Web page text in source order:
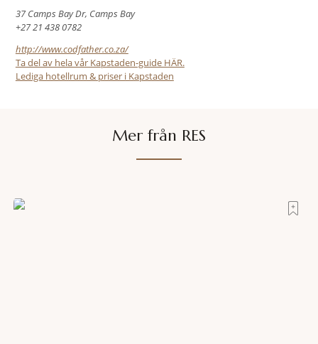
37 Camps Bay Dr, Camps Bay
+27 21 438 0782
http://www.codfather.co.za/
Ta del av hela vår Kapstaden-guide HÄR.
Lediga hotellrum & priser i Kapstaden
Mer från RES